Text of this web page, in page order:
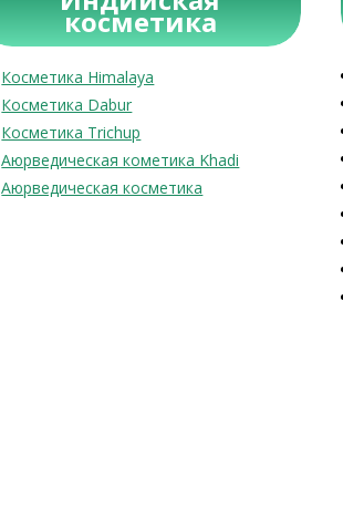
косметика
Косметика Himalaya
Косметика Dabur
Косметика Trichup
Аюрведическая кометика Khadi
Аюрведическая косметика